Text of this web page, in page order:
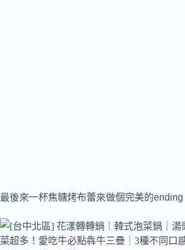
最後來一杯焦糖烤布蕾來做個完美的ending